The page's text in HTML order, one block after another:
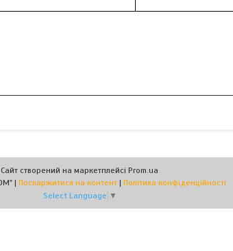
Сайт створений на маркетплейсі Prom.ua
ТОВ "АГРО-ХІМПРОМ" | Поскаржитися на контент | Політика конфіденційності
Select Language ▼